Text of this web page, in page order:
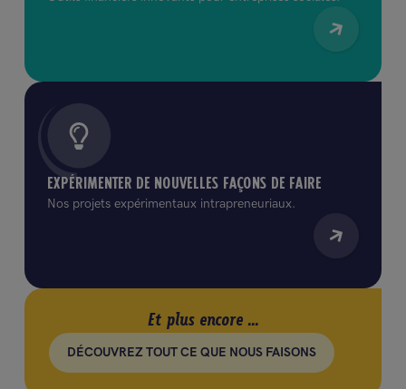
EXPÉRIMENTER DE NOUVELLES FAÇONS DE FAIRE
Nos projets expérimentaux intrapreneuriaux.
Et plus encore ...
DÉCOUVREZ TOUT CE QUE NOUS FAISONS